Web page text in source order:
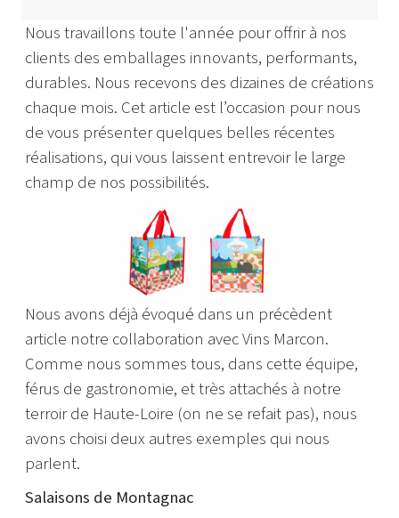
Nous travaillons toute l'année pour offrir à nos
clients des emballages innovants, performants,
durables. Nous recevons des dizaines de créations
chaque mois. Cet article est l’occasion pour nous
de vous présenter quelques belles récentes
réalisations, qui vous laissent entrevoir le large
champ de nos possibilités.
Nous avons déjà évoqué dans un précèdent
article notre collaboration avec Vins Marcon.
Comme nous sommes tous, dans cette équipe,
férus de gastronomie, et très attachés à notre
terroir de Haute-Loire (on ne se refait pas), nous
avons choisi deux autres exemples qui nous
parlent.
Salaisons de Montagnac